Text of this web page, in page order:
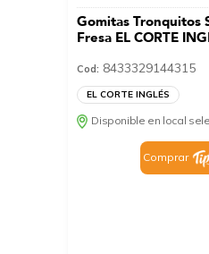
Gomitas Tronquitos
Fresa EL CORTE
Cod: 8433329144315
EL CORTE INGLÉS
Disponible en local
Comprar